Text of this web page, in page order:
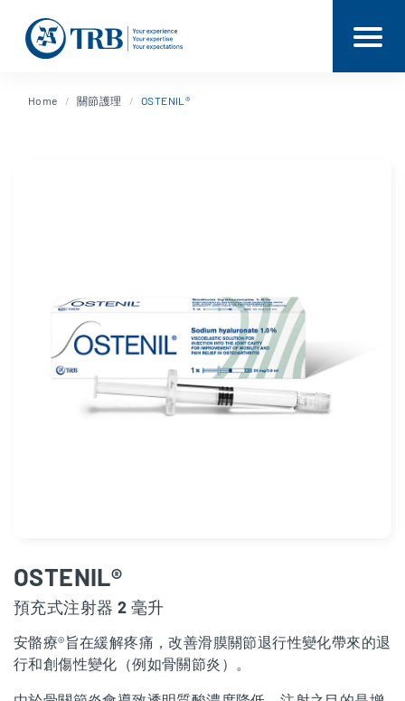
Home 關節護理 OSTENIL®
OSTENIL®
預充式注射器 2 毫升
安骼療®旨在緩解疼痛，改善滑膜關節退行性變化帶來的退
行和創傷性變化（例如骨關節炎）。